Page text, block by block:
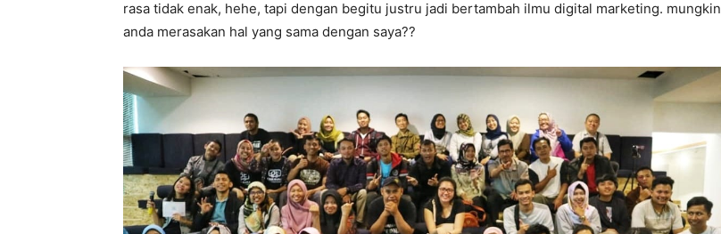
rasa tidak enak, hehe, tapi dengan begitu justru jadi bertambah ilmu digital marketing. mungkin
anda merasakan hal yang sama dengan saya??